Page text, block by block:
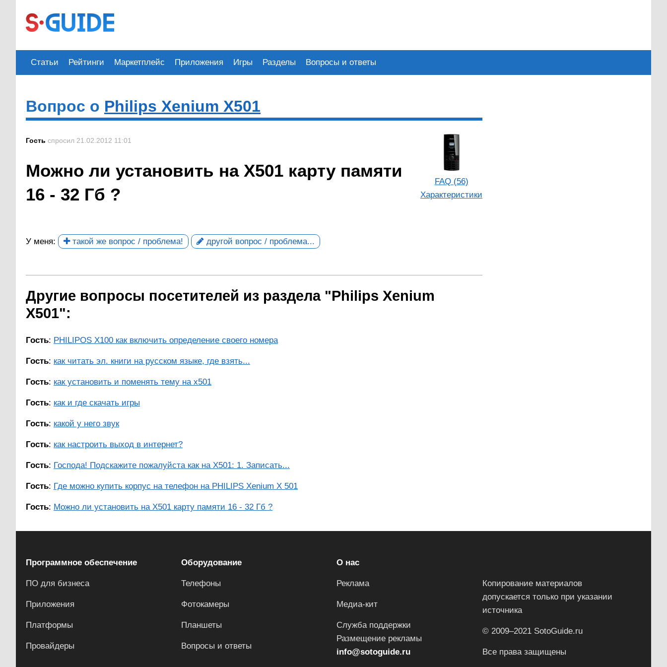
Статьи Рейтинги Маркетплейс Приложения Игры Разделы Вопросы и ответы
Вопрос о Philips Xenium X501
FAQ (56)
Характеристики
Гость спросил 21.02.2012 11:01
Можно ли установить на Х501 карту памяти
16 - 32 Гб ?
У меня: такой же вопрос / проблема! другой вопрос / проблема...
Другие вопросы посетителей из раздела "Philips Xenium
X501":
Гость: PHILIPOS X100 как включить определение своего номера
Гость: как читать эл. книги на русском языке, где взять...
Гость: как установить и поменять тему на х501
Гость: как и где скачать игры
Гость: какой у него звук
Гость: как настроить выход в интернет?
Гость: Господа! Подскажите пожалуйста как на Х501: 1. Записать...
Гость: Где можно купить корпус на телефон на PHILIPS Xenium X 501
Гость: Можно ли установить на Х501 карту памяти 16 - 32 Гб ?
Программное обеспечение
ПО для бизнеса
Приложения
Платформы
Провайдеры
Оборудование
Телефоны
Фотокамеры
Планшеты
Вопросы и ответы
О нас
Реклама
Медиа-кит
Служба поддержки
Размещение рекламы
info@sotoguide.ru
Копирование материалов
допускается только при указании
источника
© 2009–2021 SotoGuide.ru
Все права защищены